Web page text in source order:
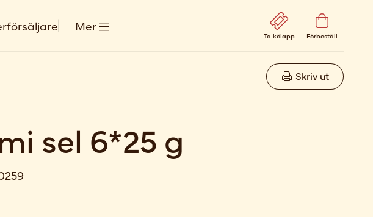
Mer
Ta kölapp Förbeställ
Skriv ut
sel 6*25 g